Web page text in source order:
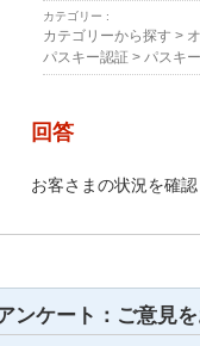
カテゴリー :
カテゴリーから探す >
パスキー認証 > パスキ
回答
お客さまの状況を確認
ンケート：ご意見